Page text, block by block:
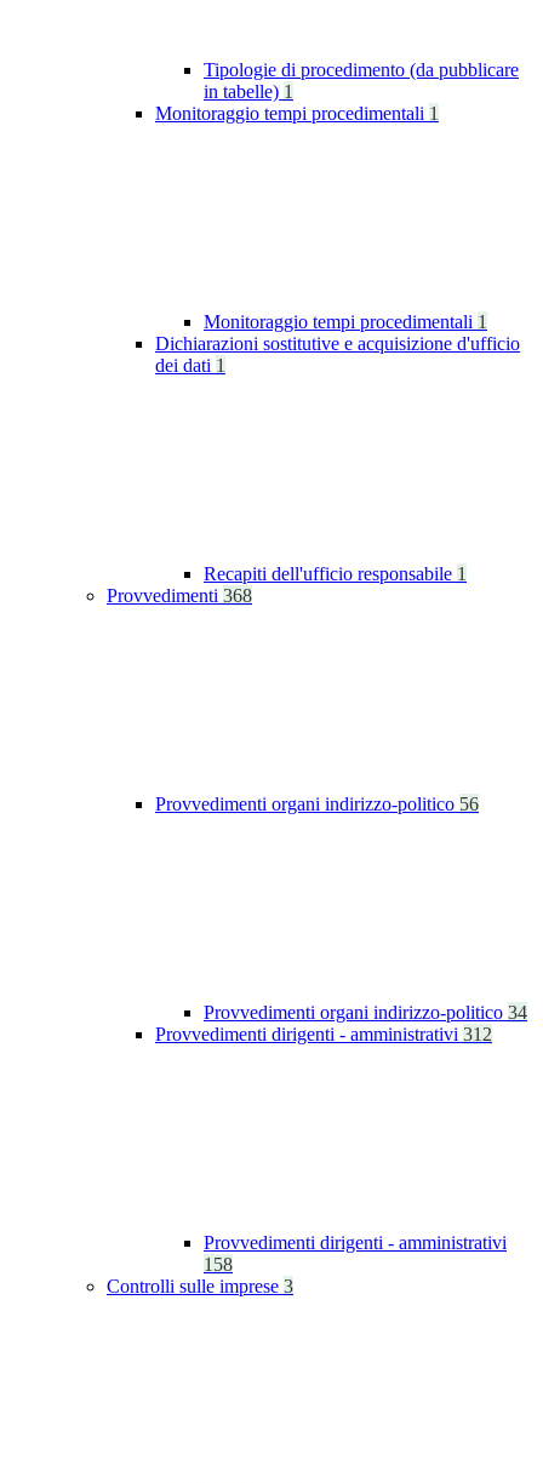
Tipologie di procedimento (da pubblicare
in tabelle) 1
Monitoraggio tempi procedimentali 1
Monitoraggio tempi procedimentali 1
Dichiarazioni sostitutive e acquisizione d'ufficio
dei dati 1
Recapiti dell'ufficio responsabile 1
Provvedimenti 368
Provvedimenti organi indirizzo-politico 56
Provvedimenti organi indirizzo-politico 34
Provvedimenti dirigenti - amministrativi 312
Provvedimenti dirigenti - amministrativi
158
Controlli sulle imprese 3